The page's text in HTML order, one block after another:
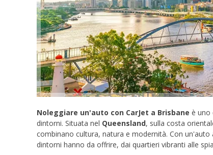
Noleggiare un'auto con CarJet a Brisbane è uno
dintorni. Situata nel Queensland, sulla costa
combinano cultura, natura e modernità. Con
dintorni hanno da offrire, dai quartieri vibranti alle